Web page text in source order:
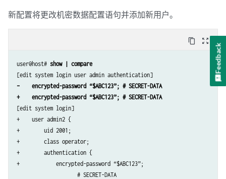
        }
}
radius-server 192.0.2.15 {
    secret “$ABC123” # SECRET-DATA
}
services {
    ssh;
}
syslog {
    user *{
        any emergency;
新配置将更改机密数据配置语句并添加新用户。
content_copy zoom_out_map
user@host# show | compare
–    encrypted-password “$ABC123”; # SECRET-DATA
+    encrypted-password “$ABC123”; # SECRET-DATA
[edit system login]
+    user admin2 {
+        uid 2001;
+        class operator;
+        authentication {
+            encrypted-password “$ABC123”;
# SECRET-DATA
Feedback